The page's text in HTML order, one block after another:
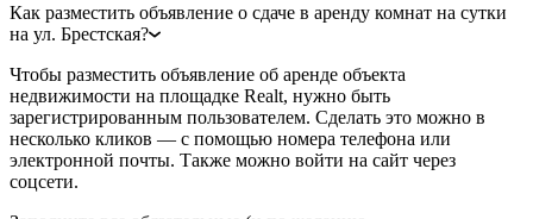
Как разместить объявление о сдаче в аренду комнат на сутки
на ул. Брестская?
Чтобы разместить объявление об аренде объекта
недвижимости на площадке Realt, нужно быть
зарегистрированным пользователем. Сделать это можно в
несколько кликов — с помощью номера телефона или
электронной почты. Также можно войти на сайт через
соцсети.